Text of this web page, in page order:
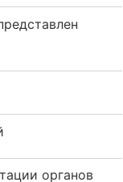
органов